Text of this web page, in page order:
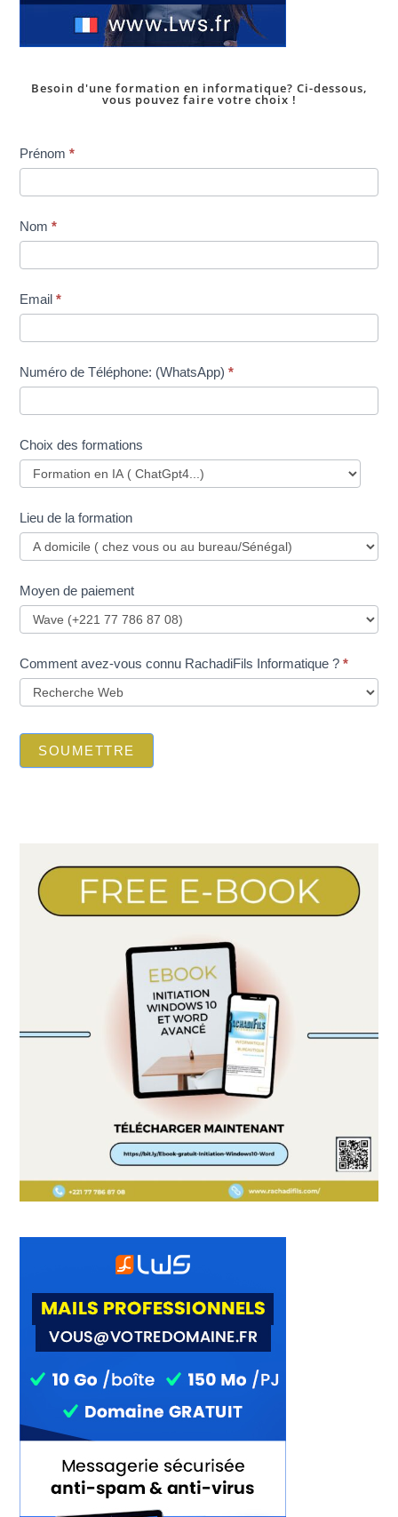
Besoin d'une formation en informatique? Ci-dessous,
vous pouvez faire votre choix !
Inscription
dans
une
Prénom*
Nom*
Email*
Numéro de Téléphone: (WhatsApp)*
Choix des formations
Lieu de la formation
Moyen de paiement
Comment avez-vous connu RachadiFils Informatique ?*
SOUMETTRE